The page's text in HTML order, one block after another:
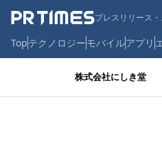
プレスリリース
Topテクノロジーモバイルアプリ
株式会社にしき堂